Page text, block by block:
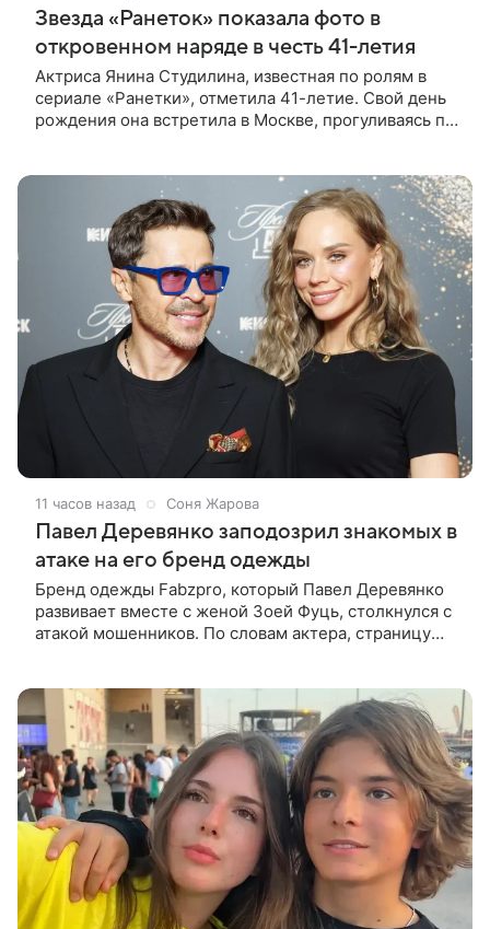
Звезда «Ранеток» показала фото в
откровенном наряде в честь 41-летия
Актриса Янина Студилина, известная по ролям в
сериале «Ранетки», отметила 41-летие. Свой день
рождения она встретила в Москве, прогуливаясь по
11 часов назад Соня Жарова
Павел Деревянко заподозрил знакомых в
атаке на его бренд одежды
Бренд одежды Fabzpro, который Павел Деревянко
развивает вместе с женой Зоей Фуць, столкнулся с
атакой мошенников. По словам актера, страницу